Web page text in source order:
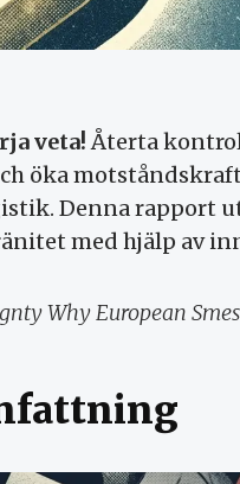
veta!Återta
öka
Denna rapport
med hjälp av
Why European